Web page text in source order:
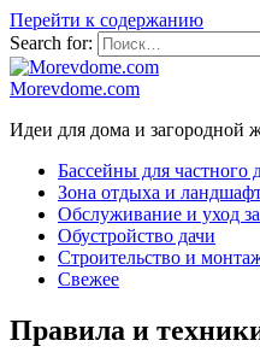
Перейти к содержанию
Search for:
Morevdome.com
Идеи для дома и загородной
Бассейны для частного
Зона отдыха и
Обслуживание и уход
Обустройство дачи
Строительство и
Свежее
Правила и